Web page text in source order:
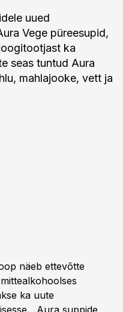
uued
Vege püreesupid,
ka
seas tuntud Aura
mahlajooke, vett ja
näeb ettevõtte
ka uute
„Aura suppide